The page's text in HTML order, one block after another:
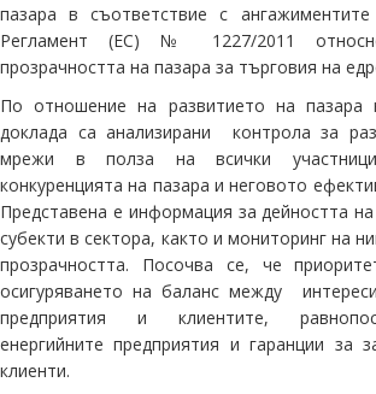
пазара в съответствие с
Регламент (ЕС) № 1227/2011
прозрачността на пазара за търговия на
По отношение на развитието на пазара
доклада са анализирани контрола за
мрежи в полза на всички
конкуренцията на пазара и неговото
Представена е информация за дейността
субекти в сектора, както и мониторинг на
прозрачността. Посочва се, че
осигуряването на баланс между
предприятия и клиентите,
енергийните предприятия и гаранции за
клиенти.